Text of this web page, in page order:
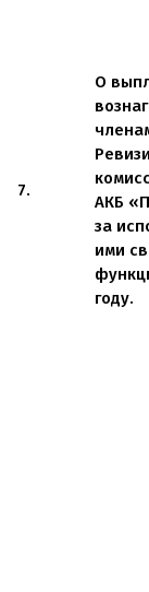
7.
О
АКБ
за
ими
году.